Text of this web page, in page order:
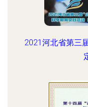
2021河北省第三